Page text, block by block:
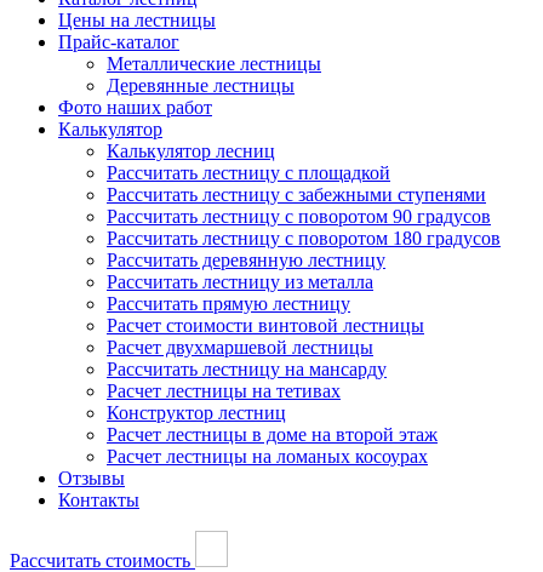
Цены на лестницы
Прайс-каталог
Металлические лестницы
Деревянные лестницы
Фото наших работ
Калькулятор
Калькулятор лесниц
Рассчитать лестницу с площадкой
Рассчитать лестницу с забежными ступенями
Рассчитать лестницу с поворотом 90 градусов
Рассчитать лестницу с поворотом 180 градусов
Рассчитать деревянную лестницу
Рассчитать лестницу из металла
Рассчитать прямую лестницу
Расчет стоимости винтовой лестницы
Расчет двухмаршевой лестницы
Рассчитать лестницу на мансарду
Расчет лестницы на тетивах
Конструктор лестниц
Расчет лестницы в доме на второй этаж
Расчет лестницы на ломаных косоурах
Отзывы
Контакты
Рассчитать стоимость